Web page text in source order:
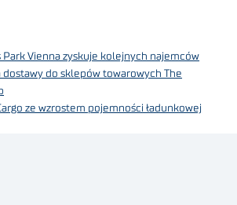
Park Vienna zyskuje kolejnych najemców
dostawy do sklepów towarowych The
ze wzrostem pojemności ładunkowej